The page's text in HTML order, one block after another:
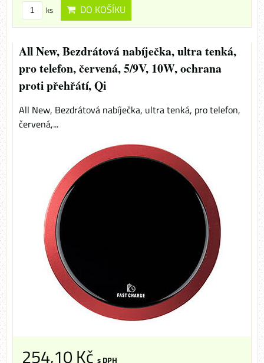
ks DO KOŠÍKU
All New, Bezdrátová nabíječka, ultra tenká,
pro telefon, červená, 5/9V, 10W, ochrana
proti přehřátí, Qi
All New, Bezdrátová nabíječka, ultra tenká, pro telefon,
červená,...
254,10 Kč s DPH